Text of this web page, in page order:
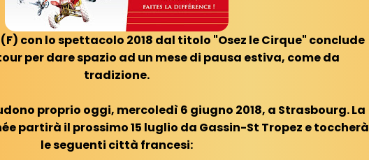
con lo spettacolo 2018 dal titolo "Osez le Cirque" conclude
per dare spazio ad un mese di pausa estiva, come da
tradizione.
proprio oggi, mercoledì 6 giugno 2018, a Strasbourg. La
partirà il prossimo 15 luglio da Gassin-St Tropez e toccherà
le seguenti città francesi: